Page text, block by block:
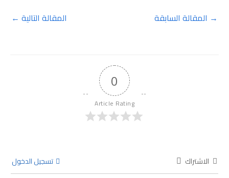
→ المقالة السابقة المقالة التالية ←
0
Article Rating
الاشتراك تسجيل الدخول